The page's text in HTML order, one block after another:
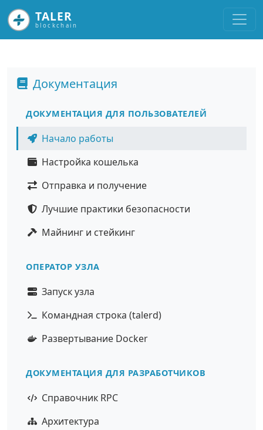
TALER
blockchain
Документация
ДОКУМЕНТАЦИЯ ДЛЯ ПОЛЬЗОВАТЕЛЕЙ
Начало работы
Настройка кошелька
Отправка и получение
Лучшие практики безопасности
Майнинг и стейкинг
ОПЕРАТОР УЗЛА
Запуск узла
Командная строка (talerd)
Развертывание Docker
ДОКУМЕНТАЦИЯ ДЛЯ РАЗРАБОТЧИКОВ
Справочник RPC
Архитектура